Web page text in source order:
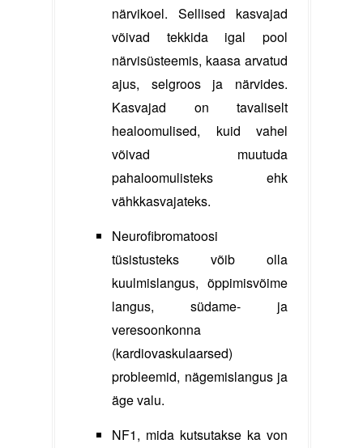
närvikoel. Sellised kasvajad
võivad tekkida igal pool
närvisüsteemis, kaasa arvatud
ajus, selgroos ja närvides.
Kasvajad on tavaliselt
healoomulised, kuid vahel
võivad muutuda
pahaloomulisteks ehk
vähkkasvajateks.
Neurofibromatoosi
tüsistusteks võib olla
kuulmislangus, õppimisvõime
langus, südame- ja
veresoonkonna
(kardiovaskulaarsed)
probleemid, nägemislangus ja
äge valu.
NF1, mida kutsutakse ka von